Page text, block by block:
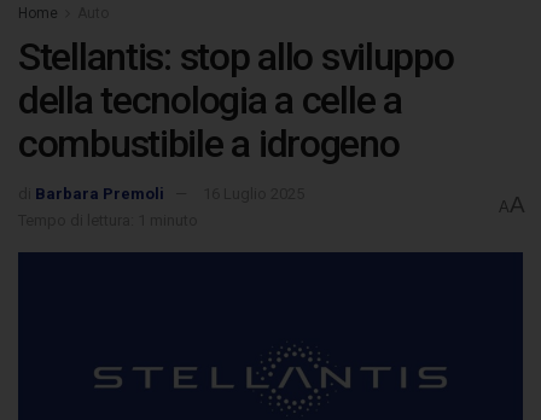
Home
Stellantis: stop allo sviluppo
della tecnologia a celle a
combustibile a idrogeno
Barbara Premoli
AA